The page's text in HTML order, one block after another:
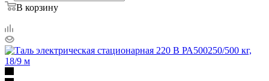
В корзину